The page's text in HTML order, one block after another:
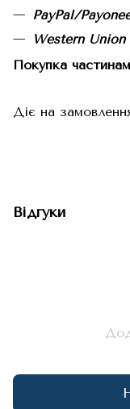
PayPal/
Western Union
Покупка
Діє на
Відгуки